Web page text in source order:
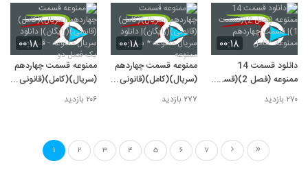
سیزدهم
۰۰:۱۸
دانلود قسمت 14
ممنوعه (فصل 2)(قسمت
1)| قسمت چهاردهم
ممنوعه - کامل
۲۷۰ بازدید
۰۰:۱۸
ممنوعه قسمت چهاردهم
(سریال)(کامل)(قانونی)
(رایگان)| دانلود سریال
ممنوعه * سریال ممنوعه
۲۷۷ بازدید
۰۰:۱۸
ممنوعه قسمت چهاردهم
(سریال)(کامل)(قانونی)
(رایگان)| دانلود سریال
ممنوعه - قسمت یک
۲۰۶ بازدید
1 2 3 4 5 6 7